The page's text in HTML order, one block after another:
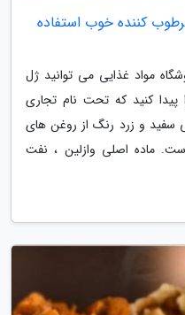
کننده خوب استفاده
مواد غذایی می توانید ژل
پیدا کنید که تحت نام تجاری
سفید و زرد رنگ از روغن های
ماده اصلی وازلین ، نفت